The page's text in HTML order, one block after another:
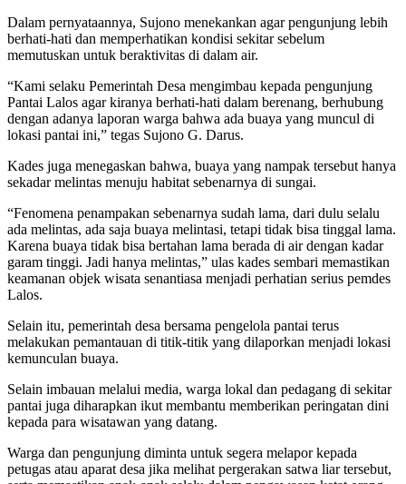
Dalam pernyataannya, Sujono menekankan agar pengunjung lebih
berhati-hati dan memperhatikan kondisi sekitar sebelum
memutuskan untuk beraktivitas di dalam air.
“Kami selaku Pemerintah Desa mengimbau kepada pengunjung
Pantai Lalos agar kiranya berhati-hati dalam berenang, berhubung
dengan adanya laporan warga bahwa ada buaya yang muncul di
lokasi pantai ini,” tegas Sujono G. Darus.
Kades juga menegaskan bahwa, buaya yang nampak tersebut hanya
sekadar melintas menuju habitat sebenarnya di sungai.
“Fenomena penampakan sebenarnya sudah lama, dari dulu selalu
ada melintas, ada saja buaya melintasi, tetapi tidak bisa tinggal lama.
Karena buaya tidak bisa bertahan lama berada di air dengan kadar
garam tinggi. Jadi hanya melintas,” ulas kades sembari memastikan
keamanan objek wisata senantiasa menjadi perhatian serius pemdes
Lalos.
Selain itu, pemerintah desa bersama pengelola pantai terus
melakukan pemantauan di titik-titik yang dilaporkan menjadi lokasi
kemunculan buaya.
Selain imbauan melalui media, warga lokal dan pedagang di sekitar
pantai juga diharapkan ikut membantu memberikan peringatan dini
kepada para wisatawan yang datang.
Warga dan pengunjung diminta untuk segera melapor kepada
petugas atau aparat desa jika melihat pergerakan satwa liar tersebut,